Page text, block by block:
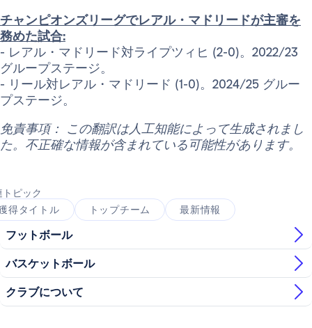
チャンピオンズリーグでレアル・マドリードが主審を
務めた試合:
- レアル・マドリード対ライプツィヒ (2-0)。2022/23
グループステージ。
- リール対レアル・マドリード (1-0)。2024/25 グルー
プステージ。
免責事項： この翻訳は人工知能によって生成されまし
た。不正確な情報が含まれている可能性があります。
トピック
得タイトル
トップチーム 最新情報
フットボール
バスケットボール
クラブについて